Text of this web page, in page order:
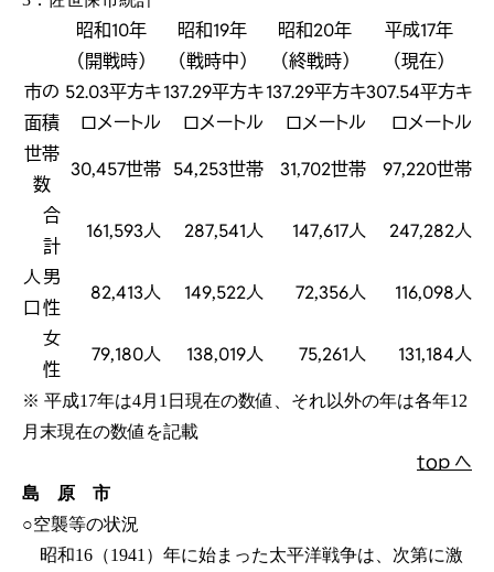
昭和10年
（開戦時）
昭和19年
（戦時中）
昭和20年
（終戦時）
平成17年
（現在）
市の
面積
52.03平方キ
ロメートル
137.29平方キ
ロメートル
137.29平方キ
ロメートル
307.54平方キ
ロメートル
世帯
数
30,457世帯 54,253世帯 31,702世帯 97,220世帯
人
口
合
計
161,593人 287,541人 147,617人
247,282人
男
性
82,413人 149,522人 72,356人
116,098人
女
性
79,180人 138,019人 75,261人 131,184人
※ 平成17年は4月1日現在の数値、それ以外の年は各年12
月末現在の数値を記載
ｔｏｐ へ
島 原 市
○空襲等の状況
昭和16（1941）年に始まった太平洋戦争は、次第に激